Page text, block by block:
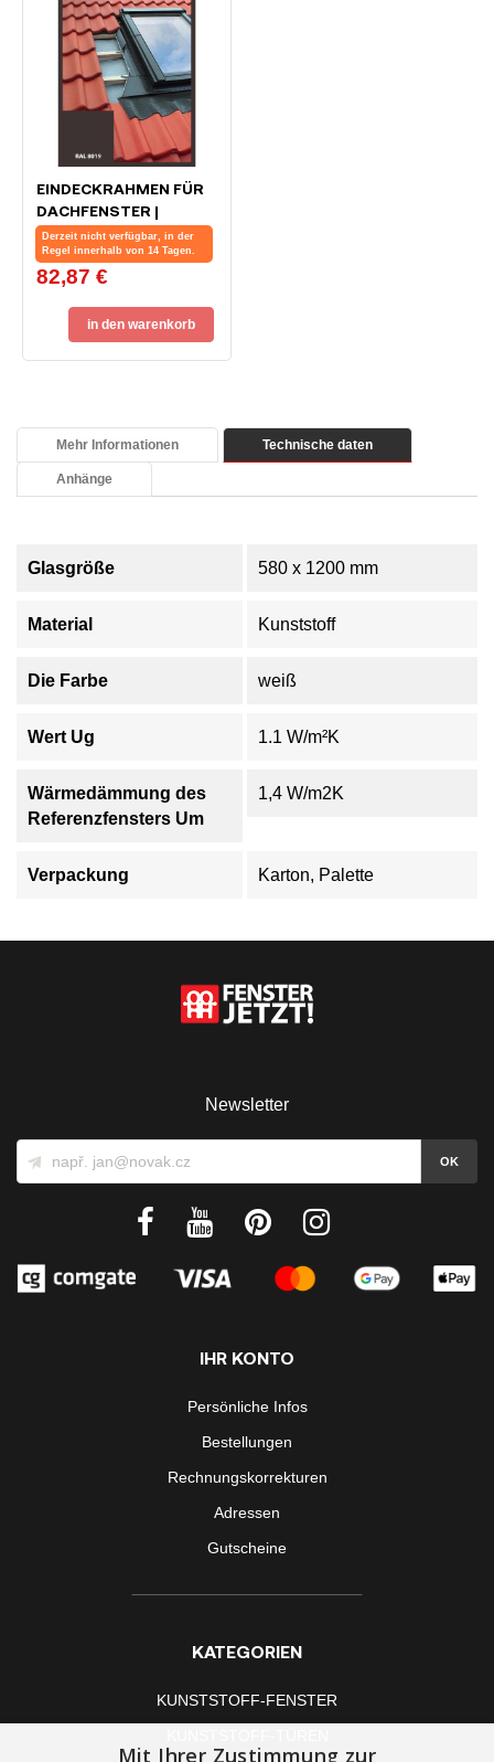
EINDECKRAHMEN FÜR
DACHFENSTER |
78X140 CM (780X1400
MM) | BRAUN | FÜR
PROFIL BEDACHUNG
Derzeit nicht verfügbar, in der
Regel innerhalb von 14 Tagen.
Preis
82,87 €
in den warenkorb
Mehr Informationen Technische daten
Anhänge
Glasgröße 580 x 1200 mm
Material Kunststoff
Die Farbe weiß
Wert Ug 1.1 W/m²K
Wärmedämmung des
Referenzfensters Um
1,4 W/m2K
Verpackung Karton, Palette
Newsletter
IHR KONTO
Persönliche Infos
Bestellungen
Rechnungskorrekturen
Adressen
Gutscheine
KATEGORIEN
KUNSTSTOFF-FENSTER
Mit Ihrer Zustimmung zur